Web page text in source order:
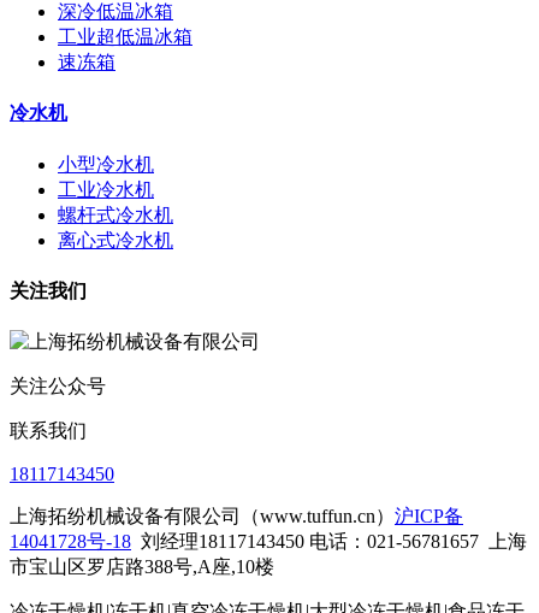
深冷低温冰箱
工业超低温冰箱
速冻箱
冷水机
小型冷水机
工业冷水机
螺杆式冷水机
离心式冷水机
关注我们
关注公众号
联系我们
18117143450
上海拓纷机械设备有限公司（www.tuffun.cn） 沪ICP备
14041728号-18 刘经理18117143450 电话：021-56781657
上海
市宝山区罗店路388号,A座,10楼